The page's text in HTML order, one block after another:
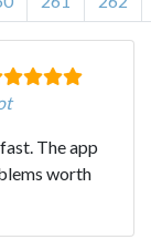
The app
worth